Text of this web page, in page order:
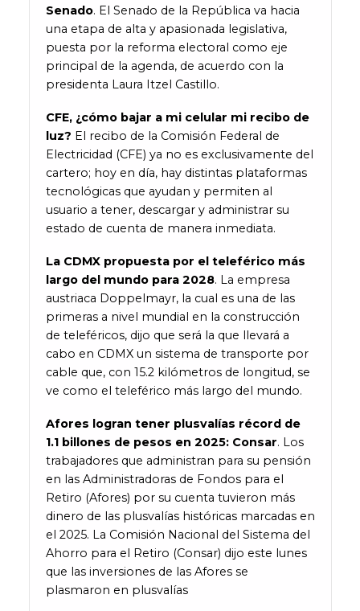
Senado. El Senado de la República va hacia
una etapa de alta y apasionada legislativa,
puesta por la reforma electoral como eje
principal de la agenda, de acuerdo con la
presidenta Laura Itzel Castillo.
CFE, ¿cómo bajar a mi celular mi recibo de
luz? El recibo de la Comisión Federal de
Electricidad (CFE) ya no es exclusivamente del
cartero; hoy en día, hay distintas plataformas
tecnológicas que ayudan y permiten al
usuario a tener, descargar y administrar su
estado de cuenta de manera inmediata.
La CDMX propuesta por el teleférico más
largo del mundo para 2028. La empresa
austriaca Doppelmayr, la cual es una de las
primeras a nivel mundial en la construcción
de teleféricos, dijo que será la que llevará a
cabo en CDMX un sistema de transporte por
cable que, con 15.2 kilómetros de longitud, se
ve como el teleférico más largo del mundo.
Afores logran tener plusvalías récord de
1.1 billones de pesos en 2025: Consar. Los
trabajadores que administran para su pensión
en las Administradoras de Fondos para el
Retiro (Afores) por su cuenta tuvieron más
dinero de las plusvalías históricas marcadas en
el 2025. La Comisión Nacional del Sistema del
Ahorro para el Retiro (Consar) dijo este lunes
que las inversiones de las Afores se
plasmaron en plusvalías